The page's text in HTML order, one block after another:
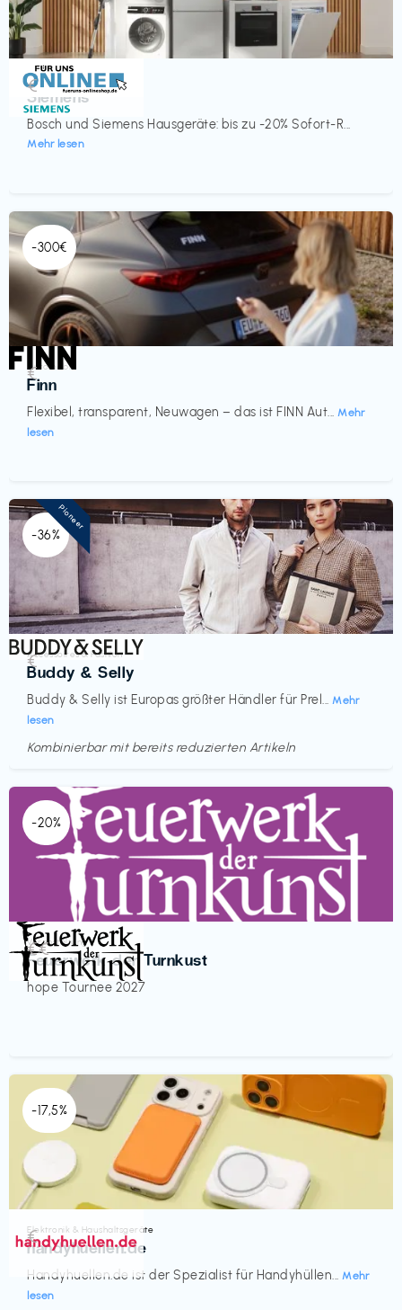
Küche & Haushalt
Siemens
Bosch und Siemens Hausgeräte: bis zu -20% Sofort-R...
Mehr lesen
€‎
-300€
Automobil
Finn
Flexibel, transparent, Neuwagen – das ist FINN Aut... Mehr
lesen
€‎
-36%
Accessoires & Fashion
Buddy & Selly
Buddy & Selly ist Europas größter Händler für Prel... Mehr
lesen
€‎
Kombinierbar mit bereits reduzierten Artikeln
Pioneer
-20%
Veranstaltung
Feuerwerk der Turnkust
hope Tournee 2027
€€‎
-17,5%
Elektronik & Haushaltsgeräte
handyhuellen.de
Handyhuellen.de ist der Spezialist für Handyhüllen... Mehr
lesen
€‎